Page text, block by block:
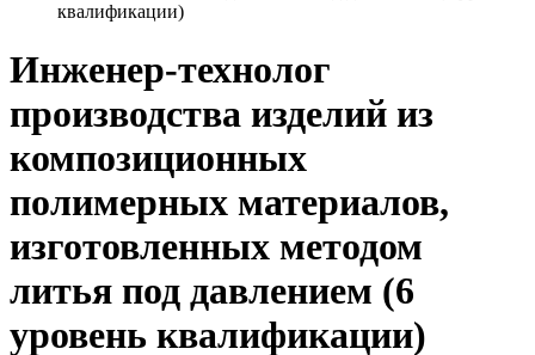
квалификации)
Инженер-технолог
производства изделий из
композиционных
полимерных материалов,
изготовленных методом
литья под давлением (6
уровень квалификации)